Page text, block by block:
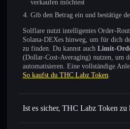
verkaufen möchtest
Gib den Betrag ein und bestätige
Solflare nutzt intelligentes Order-
Solana-DEXes hinweg, um für dich
zu finden. Du kannst auch Limit-
(Dollar-Cost-Averaging) nutzen, um
automatisieren. Eine vollständige
So kaufst du THC Labz Token.
Ist es sicher, THC Labz Token zu
THC Labz Token